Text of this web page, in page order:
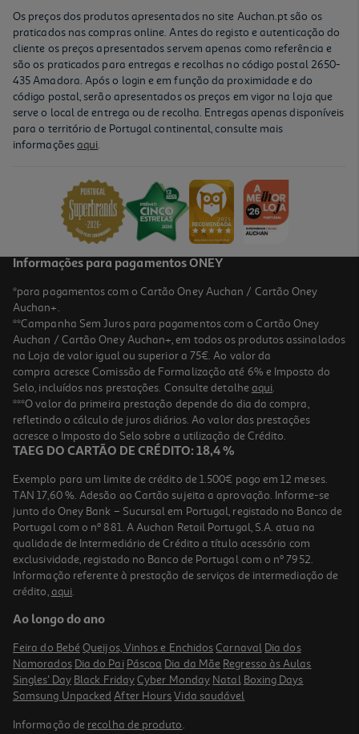
Os preços dos produtos apresentados no site Auchan.pt são os
praticados nas compras online. Antes do registo e autenticação do
cliente os preços apresentados servem apenas como referência e
são os praticados para entregas e recolhas no código postal 2650-
435 Amadora. Após o login e em função da proximidade e do
código postal, serão apresentados os preços em vigor na loja que
serve o local de entrega ou de recolha. Entregas apenas disponíveis
para o território de Portugal continental, consulte mais
informaçõesaqui.
Informações para pagamentos ONEY
*para pagamentos com o Cartão Oney Auchan / Cartão Oney
Auchan+.
**Campanha Sem Juros para pagamentos com o Cartão Oney
Auchan / Cartão Oney Auchan+, em todos os produtos assinalados
na Loja de valor igual ou superior a 75€. Ao valor da
compra acresce Comissão de Formalização até 6% e Imposto do
Selo, incluídos nas prestações. Consulte detalhe aqui.
***O valor da primeira prestação depende do dia da compra,
refletindo o cálculo de juros diários. Ao valor das prestações
acresce o Imposto do Selo sobre a utilização de Crédito.
TAEG DO CARTÃO DE CRÉDITO: 18,4 %
Exemplo para um limite de crédito de 1.500€ pago em 12 meses.
TAN 17,60 %. Adesão ao Cartão sujeita a aprovação. Informe-se
junto do Oney Bank – Sucursal em Portugal, registado no Banco de
Portugal com o nº 881. A Auchan Retail Portugal, S.A. atua na
qualidade de Intermediário de Crédito a título acessório com
exclusividade, registado no Banco de Portugal com o nº 7952.
Informação referente à prestação de serviços de intermediação de
crédito,aqui.
Ao longo do ano
Feira do Bebé Queijos, Vinhos e EnchidosCarnaval Dia dos
Namorados Dia do Pai Páscoa Dia da Mãe Regresso às Aulas
Singles' Day Black FridayCyber Monday Natal Boxing Days
Samsung Unpacked After HoursVida saudável
Informação de recolha de produto.